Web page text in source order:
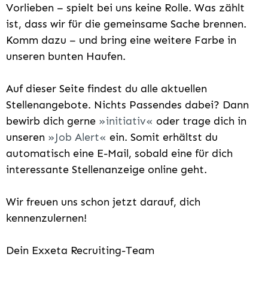
Vorlieben – spielt bei uns keine Rolle. Was zählt
ist, dass wir für die gemeinsame Sache brennen.
Komm dazu – und bring eine weitere Farbe in
unseren bunten Haufen.
Auf dieser Seite findest du alle aktuellen
Stellenangebote. Nichts Passendes dabei? Dann
bewirb dich gerne
initiativ
oder trage dich in
unseren
Job Alert
ein. Somit erhältst du
automatisch eine E-Mail, sobald eine für dich
interessante Stellenanzeige online geht.
Wir freuen uns schon jetzt darauf, dich
kennenzulernen!
Dein Exxeta Recruiting-Team